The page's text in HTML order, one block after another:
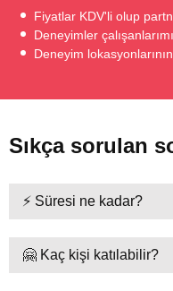
Fiyatlar KDV'li olup
Deneyimler
Deneyim
Sıkça sorulan
⚡ Süresi ne kadar?
🤗 Kaç kişi katılabilir?